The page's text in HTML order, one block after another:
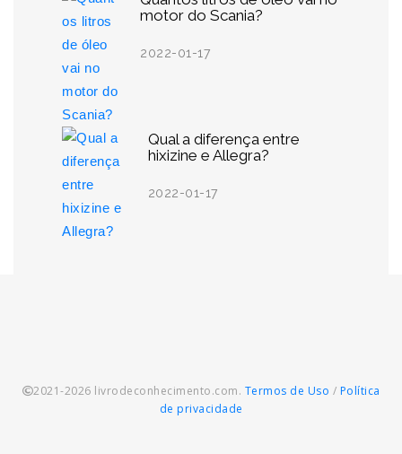
motor do Scania?
2022-01-17
Qual a diferença entre
hixizine e Allegra?
2022-01-17
2021-2026 livrodeconhecimento.com. Termos de Uso / Política
de privacidade